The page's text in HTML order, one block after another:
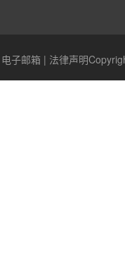
电子邮箱| 法律声明